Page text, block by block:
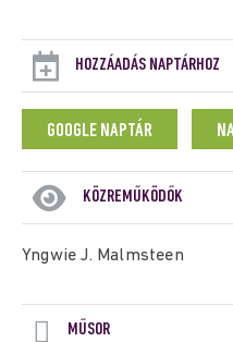
HOZZÁADÁS NAPTÁRHOZ
GOOGLE NAPTÁR
KÖZREMŰKÖDŐK
Yngwie J. Malmsteen
MŰSOR